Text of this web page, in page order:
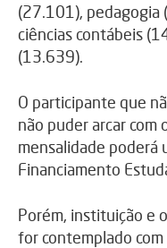
(27.101),
ciências contábeis
(13.639).
O participante que
não puder arcar com
mensalidade poderá
Financiamento
Porém, instituição e
for contemplado